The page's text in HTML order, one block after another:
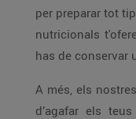
per preparar tot
nutricionals
has de conservar
A més, els
d’agafar els